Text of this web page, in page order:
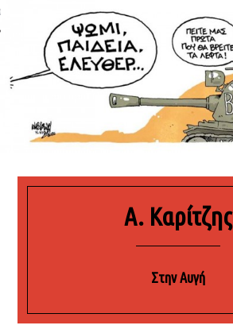
A. Καρίτζης
Στην Αυγή